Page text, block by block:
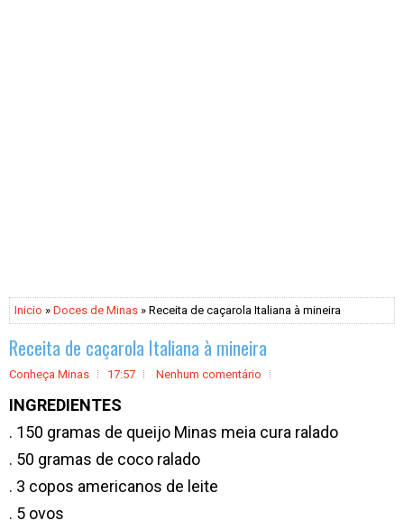
Inicio » Doces de Minas » Receita de caçarola Italiana à mineira
Receita de caçarola Italiana à mineira
Conheça Minas 17:57 Nenhum comentário
INGREDIENTES
. 150 gramas de queijo Minas meia cura ralado
. 50 gramas de coco ralado
. 3 copos americanos de leite
. 5 ovos